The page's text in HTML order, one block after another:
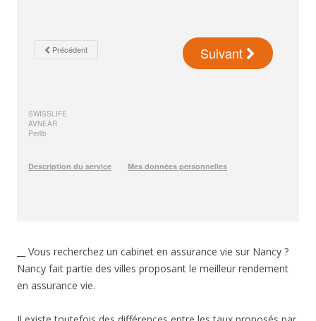
__ Vous recherchez un cabinet en assurance vie sur Nancy ?
Nancy fait partie des villes proposant le meilleur rendement
en assurance vie.